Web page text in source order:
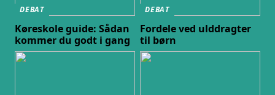
DEBAT
Køreskole guide: Sådan
kommer du godt i gang
DEBAT
Fordele ved ulddragter
til børn